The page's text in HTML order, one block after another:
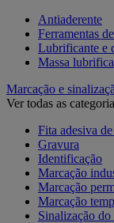
Antiaderente
Ferramentas
Lubrificante e
Massa
Marcação e
Ver todas as
Fita adesiva
Gravura
Identificação
Marcação
Marcação
Marcação
Sinalização do